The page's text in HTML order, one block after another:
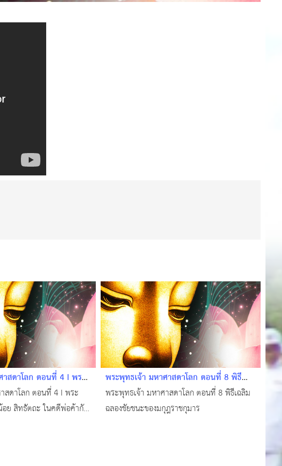
สดาโลก ตอนที่ 4 I พระ
น้อย "สิทธัตถะ" ในคดี
สดาโลก ตอนที่ 4 I พระ
อย สิทธัตถะ ในคดีพ่อค้ากับ
พระพุทธเจ้า มหาศาสดาโลก ตอนที่ 8 พิธี
เฉลิมฉลองชัยชนะของมกุฎราชกุมาร
พระพุทธเจ้า มหาศาสดาโลก ตอนที่ 8 พิธีเฉลิม
ฉลองชัยชนะของมกุฎราชกุมาร